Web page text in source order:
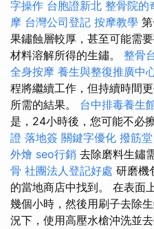
字操作 台胞證新北 整骨院的
摩 台灣公司登記 按摩教學
果鏽蝕層較厚，甚至可能需
材料溶解所得的生鏽。 整骨
全身按摩 養生與整復推廣中
程將繼續工作，但持續時間
所需的結果。 台中排毒養生
是，24小時後，您可能不必
證 落地簽 關鍵字優化 撥筋
外燴 seo行銷 去除磨料生鏽
骨 社團法人登記好處 研磨機
的當地商店中找到。 在表面
幾個小時，然後用刷子去除生
況下，使用高壓水槍沖洗並去